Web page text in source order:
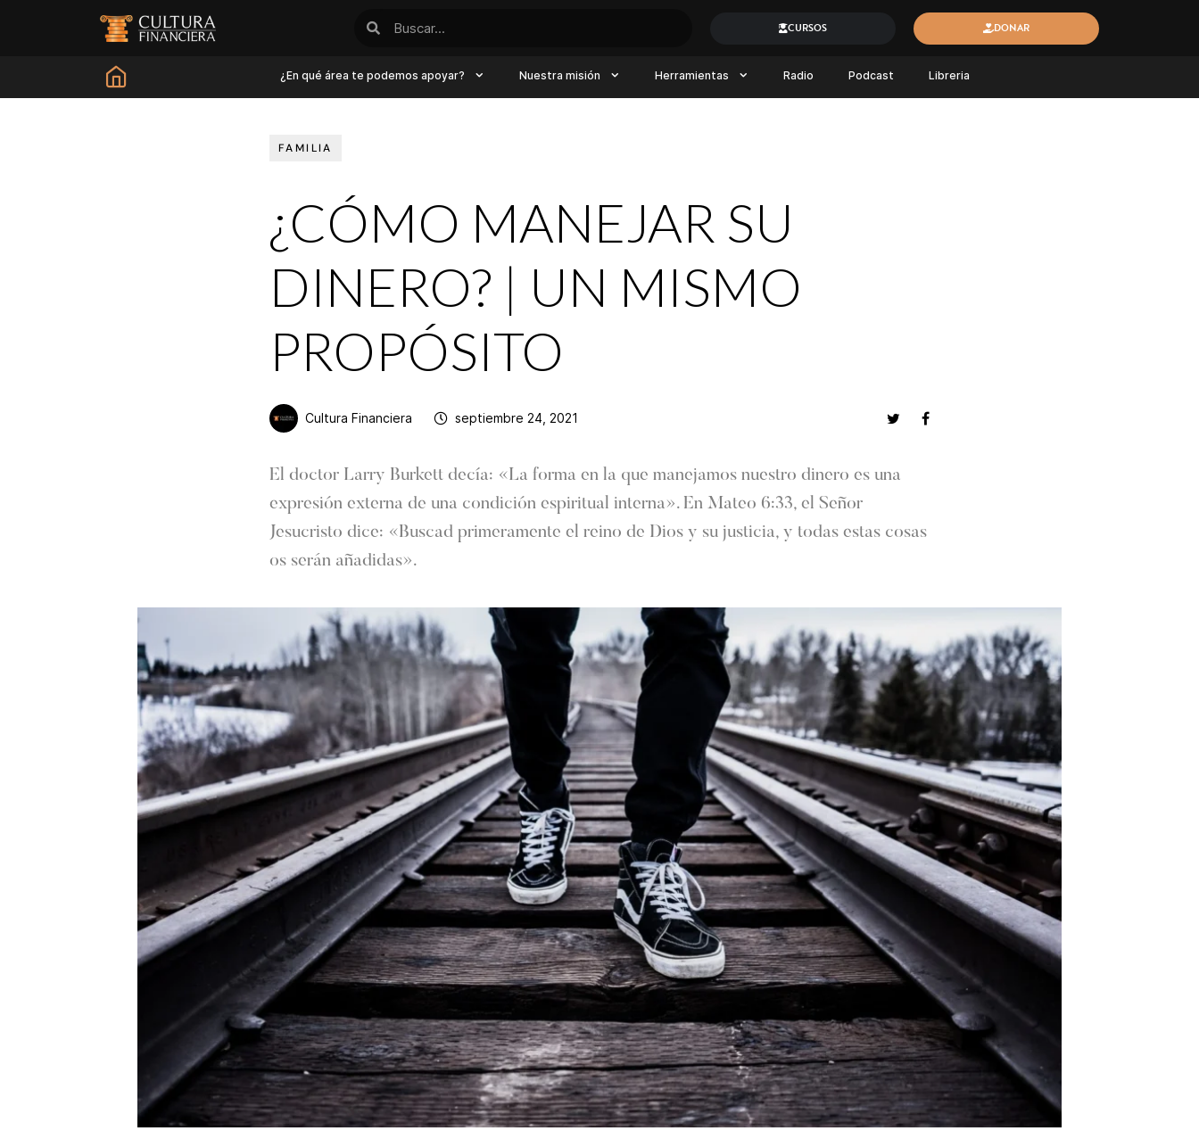
CURSOS DONAR
¿En qué área te podemos apoyar? Nuestra misión Herramientas Radio Podcast Libreria
FAMILIA
¿CÓMO MANEJAR SU
DINERO? | UN MISMO
PROPÓSITO
Cultura Financiera septiembre 24, 2021
El doctor Larry Burkett decía: «La forma en la que manejamos nuestro dinero es una
expresión externa de una condición espiritual interna». En Mateo 6:33, el Señor
Jesucristo dice: «Buscad primeramente el reino de Dios y su justicia, y todas estas cosas
os serán añadidas».